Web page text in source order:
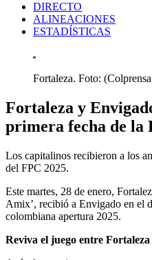
DIRECTO
ALINEACIONES
ESTADÍSTICAS
Fortaleza. Foto:
Fortaleza y
primera fecha de la
Los capitalinos recibieron a los
del FPC 2025.
Este martes, 28 de enero,
Amix’, recibió a Envigado en el
colombiana apertura 2025.
Reviva el juego entre